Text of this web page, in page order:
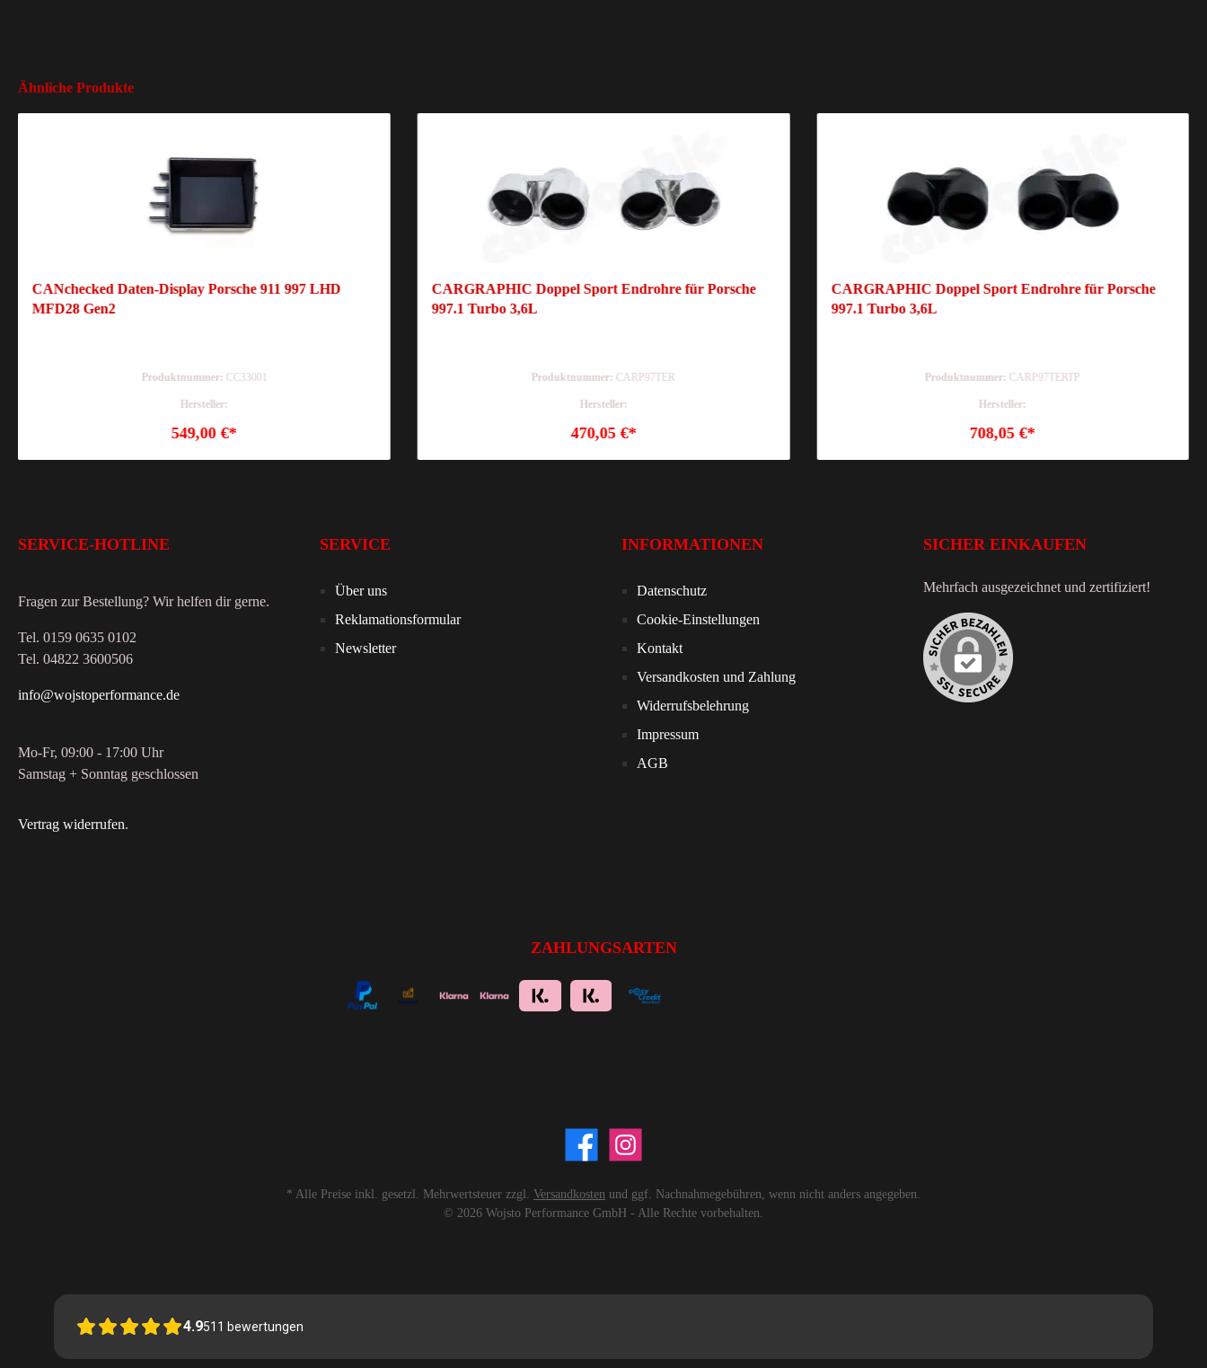
Ähnliche Produkte
CANchecked Daten-Display Porsche 911 997 LHD
MFD28 Gen2
Produktnummer: CC33001
Hersteller:
549,00 €*
CARGRAPHIC Doppel Sport Endrohre für Porsche
997.1 Turbo 3,6L
Produktnummer: CARP97TER
Hersteller:
470,05 €*
CARGRAPHIC Doppel Sport Endrohre für Porsche
997.1 Turbo 3,6L
Produktnummer:CARP97TERTP
Hersteller:
708,05 €*
SERVICE-HOTLINE
Fragen zur Bestellung? Wir helfen dir gerne.
Tel. 0159 0635 0102
Tel. 04822 3600506
info@wojstoperformance.de
Mo-Fr, 09:00 - 17:00 Uhr
Samstag + Sonntag geschlossen
Vertrag widerrufen.
SERVICE
Über uns
Reklamationsformular
Newsletter
INFORMATIONEN
Datenschutz
Cookie-Einstellungen
Kontakt
Versandkosten und Zahlung
Widerrufsbelehrung
Impressum
AGB
SICHER EINKAUFEN
Mehrfach ausgezeichnet und zertifiziert!
ZAHLUNGSARTEN
* Alle Preise inkl. gesetzl. Mehrwertsteuer zzgl. Versandkosten und ggf. Nachnahmegebühren, wenn nicht anders angegeben.
© 2026 Wojsto Performance GmbH - Alle Rechte vorbehalten.
4.9511 bewertungen